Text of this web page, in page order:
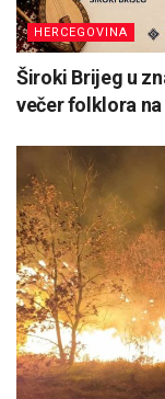
HERCEGOVINA
Široki Brijeg u
večer folklora